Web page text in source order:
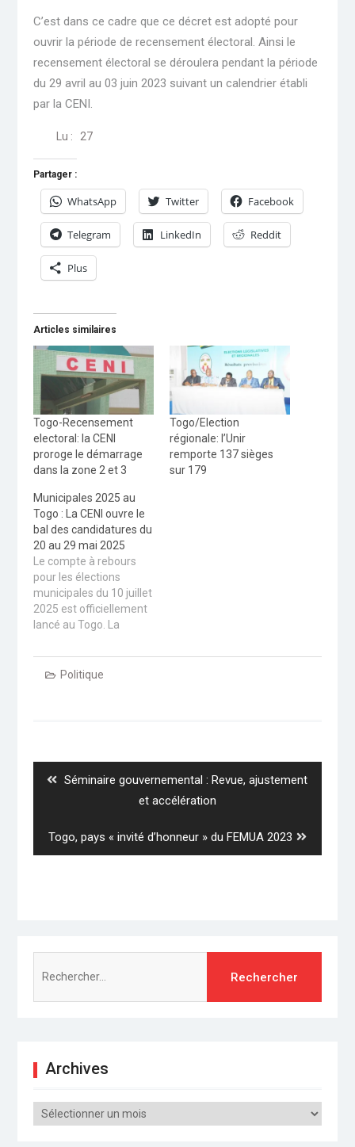
C’est dans ce cadre que ce décret est adopté pour
ouvrir la période de recensement électoral. Ainsi le
recensement électoral se déroulera pendant la période
du 29 avril au 03 juin 2023 suivant un calendrier établi
par la CENI.
Lu : 27
Partager :
WhatsApp Twitter Facebook
Telegram LinkedIn Reddit
Plus
Articles similaires
Togo-Recensement
electoral: la CENI
proroge le démarrage
dans la zone 2 et 3
Togo/Election
régionale: l’Unir
remporte 137 sièges
sur 179
Municipales 2025 au
Togo : La CENI ouvre le
bal des candidatures du
20 au 29 mai 2025
Le compte à rebours
pour les élections
municipales du 10 juillet
2025 est officiellement
lancé au Togo. La
Nationale Indépendante
(CENI) a annoncé
indépendants à se
préparer pour ce scrutin
Politique
l’articlePrevious
Séminaire gouvernemental : Revue, ajustement
et accélération
Next
post:
Togo, pays « invité d’honneur » du FEMUA 2023
Archives
Archives